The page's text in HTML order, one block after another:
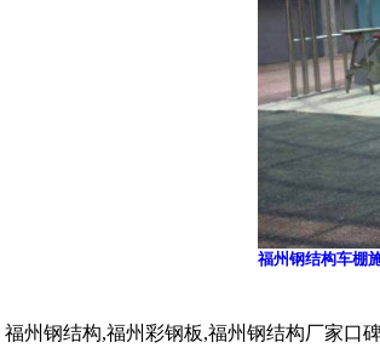
福州钢结构车棚
福州钢结构,福州彩钢板,福州钢结构厂家口